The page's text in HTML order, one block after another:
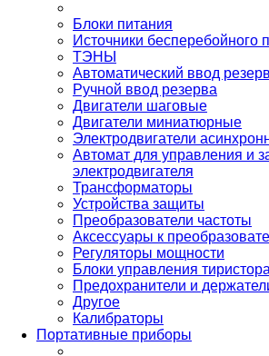
Блоки питания
Источники бесперебойного
ТЭНЫ
Автоматический ввод
Ручной ввод резерва
Двигатели шаговые
Двигатели миниатюрные
Электродвигатели
Автомат для управления и
электродвигателя
Трансформаторы
Устройства защиты
Преобразователи частоты
Аксессуары к
Регуляторы мощности
Блоки управления
Предохранители и
Другое
Калибраторы
Портативные приборы